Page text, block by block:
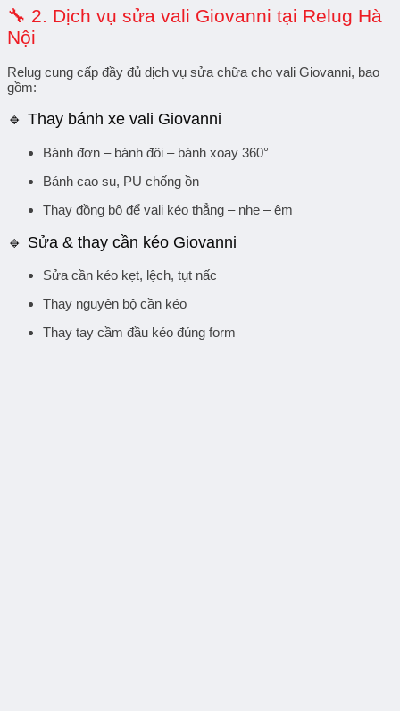
🔧 2. Dịch vụ sửa vali Giovanni tại Relug Hà
Nội
Relug cung cấp đầy đủ dịch vụ sửa chữa cho vali Giovanni, bao
gồm:
🔹 Thay bánh xe vali Giovanni
Bánh đơn – bánh đôi – bánh xoay 360°
Bánh cao su, PU chống ồn
Thay đồng bộ để vali kéo thẳng – nhẹ – êm
🔹 Sửa & thay cần kéo Giovanni
Sửa cần kéo kẹt, lệch, tụt nấc
Thay nguyên bộ cần kéo
Thay tay cầm đầu kéo đúng form